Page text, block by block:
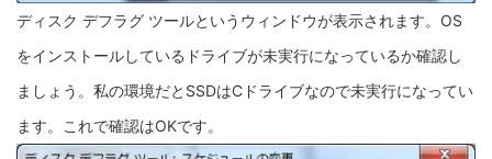
ディスク デフラグ ツールというウィンドウが表示されます。OS
をインストールしているドライブが未実行になっているか確認し
ましょう。私の環境だとSSDはCドライブなので未実行になってい
ます。これで確認はOKです。